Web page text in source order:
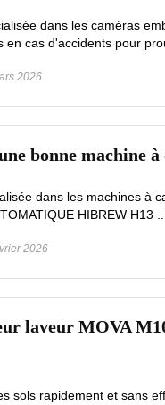
dans les caméras
en cas d'accidents pour
2026
bonne machine à
dans les machines à
HIBREW H13
2026
laveur MOVA
sols rapidement et sans